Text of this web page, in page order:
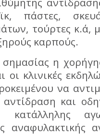
πάστες,
τούρτες κ.ά,
καρπούς.
σημασίας η
οι κλινικές
να
και
κατάλληλης
αναφυλακτικής